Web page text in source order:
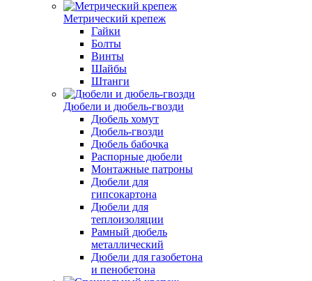
Метрический крепеж
Гайки
Болты
Винты
Шайбы
Штанги
Дюбели и дюбель-гвозди
Дюбель хомут
Дюбель-гвозди
Дюбель бабочка
Распорные дюбели
Монтажные патроны
Дюбели для
гипсокартона
Дюбели для
теплоизоляции
Рамный дюбель
металлический
Дюбели для газобетона
и пенобетона